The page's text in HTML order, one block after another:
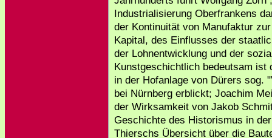
Industrialisierung Oberfrankens
der Kontinuität von Manufaktur
Kapital, des Einflusses der
der Lohnentwicklung und der
Kunstgeschichtlich bedeutsam
in der Hofanlage von Dürers sog.
bei Nürnberg erblickt; Joachim
der Wirksamkeit von Jakob
Geschichte des Historismus in
Thierschs Übersicht über die